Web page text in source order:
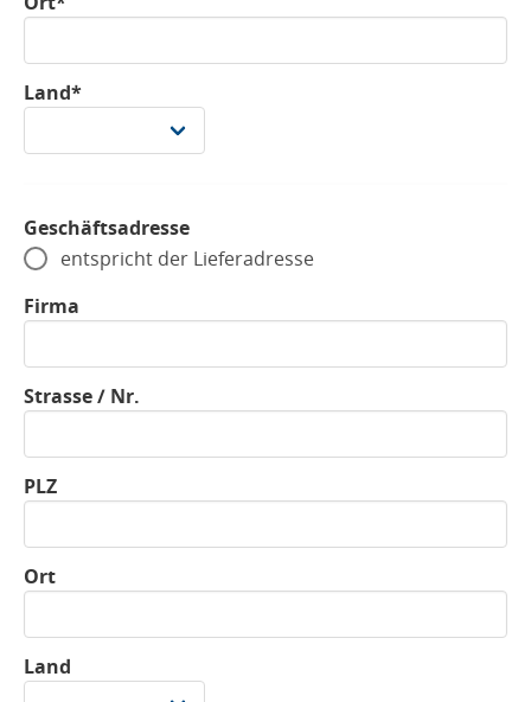
Land*
Geschäftsadresse
entspricht der Lieferadresse
Firma
Strasse / Nr.
PLZ
Ort
Land